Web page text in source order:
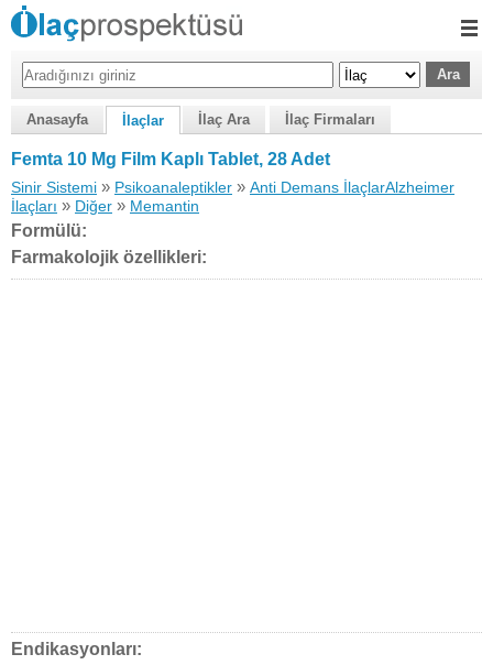
Anasayfa İlaçlar İlaç Ara İlaç Firmaları
Femta 10 Mg Film Kaplı Tablet, 28 Adet
Sinir Sistemi » Psikoanaleptikler » Anti Demans İlaçlarAlzheimer
İlaçları » Diğer » Memantin
Formülü:
Farmakolojik özellikleri:
Endikasyonları: